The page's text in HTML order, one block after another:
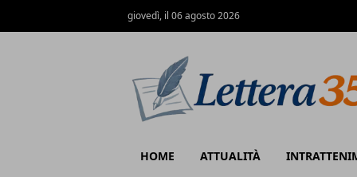
giovedì, il 06 agosto 2026
HOME ATTUALITÀ